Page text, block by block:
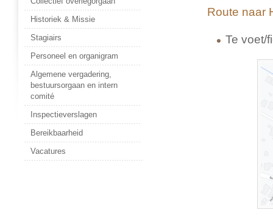
Historiek & Missie
Stagiairs
Personeel en organigram
Algemene vergadering,
bestuursorgaan en intern
comité
Inspectieverslagen
Bereikbaarheid
Vacatures
Route naar
Te voet/